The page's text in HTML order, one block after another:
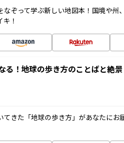
なぞって学ぶ新しい地図本！国境や州
！
る！地球の歩き方のことばと絶景
てきた「地球の歩き方」があなたにお